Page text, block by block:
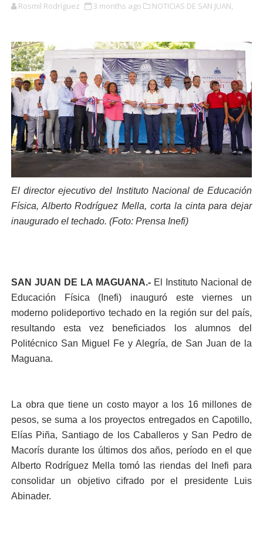
Rosmil Rodríguez 3 months ago NOTICIAS DE SAN JUAN,
El director ejecutivo del Instituto Nacional de Educación
Física, Alberto Rodríguez Mella, corta la cinta para dejar
inaugurado el techado. (Foto: Prensa Inefi)
SAN JUAN DE LA MAGUANA.- El Instituto Nacional de
Educación Física (Inefi) inauguró este viernes un
moderno polideportivo techado en la región sur del país,
resultando esta vez beneficiados los alumnos del
Politécnico San Miguel Fe y Alegría, de San Juan de la
Maguana.
La obra que tiene un costo mayor a los 16 millones de
pesos, se suma a los proyectos entregados en Capotillo,
Elías Piña, Santiago de los Caballeros y San Pedro de
Macorís durante los últimos dos años, período en el que
Alberto Rodríguez Mella tomó las riendas del Inefi para
consolidar un objetivo cifrado por el presidente Luis
Abinader.